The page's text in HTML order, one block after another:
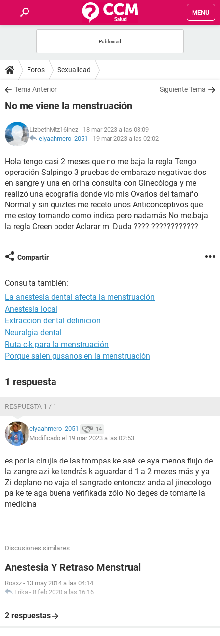
MENU
FOROS
SALUD
NUTRICIÓN
BIENESTAR
SEXUALIDAD
GLOSARIO
Foros Sexualidad
Tema Anterior Siguiente Tema
No me viene la menstruación
LizbethMtz16inez - 18 mar 2023 a las 03:09
elyaahmero_2051 - 19 mar 2023 a las 02:02
Hola tengo casi 2 meses que no me baja la regla Tengo
operación Salpingo 3 pruebas de embarazo negativas dos
en sangre y una en orina consulta con Ginecóloga y me
realizó una ecografía donde vio mis Ovarios del tamaño
Normal y sin quiztes me recetó unos Anticonceptivos que
me estoy tomando como indica pero nadamás No me.baja
la regla Creen poder Aclarar mi Duda ???? ????????????
Compartir
Consulta también:
La anestesia dental afecta la menstruación
Anestesia local
Extraccion dental definicion
Neuralgia dental
Ruta c-k para la menstruación
Porque salen gusanos en la menstruación
1 respuesta
RESPUESTA 1 / 1
elyaahmero_2051 14
Modificado el 19 mar 2023 a las 02:53
es por la cirujia de las trompas ke asé ke aya menos flujo de
la zangre azi ke tendrás k aguardar d 1 a 2 mezes más y ya
Zi deplano no vaja el sangrado entoncez anda al jinecologo
pa ke te aga buena verifikada zólo No deges de tomarte la
medicina
Discusiones similares
Anestesia Y Retraso Menstrual
Rosxz - 13 may 2014 a las 04:14
Erika - 8 feb 2020 a las 16:16
2 respuestas